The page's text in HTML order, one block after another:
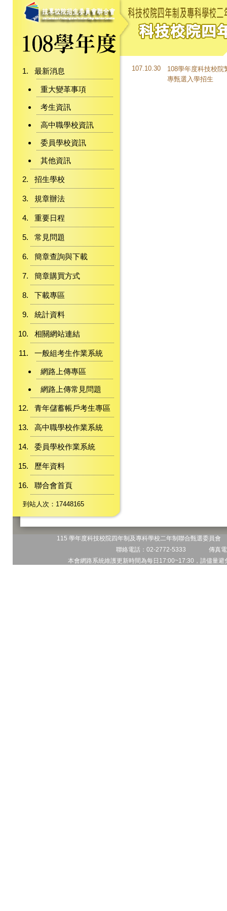
最新消息
重大變革事項
考生資訊
高中職學校資訊
委員學校資訊
其他資訊
招生學校
規章辦法
重要日程
常見問題
簡章查詢與下載
簡章購買方式
下載專區
統計資料
相關網站連結
一般組考生作業系統
網路上傳專區
網路上傳常見問題
青年儲蓄帳戶考生專區
高中職學校作業系統
委員學校作業系統
歷年資料
聯合會首頁
到站人次：17448165
107.10.30
108學年度科技校
專甄選入學招生
115 學年度科技校院四年制及專科學校二年制聯合甄選委員
聯絡電話：02-2772-5333 傳真
本會網路系統維護更新時間為每日17:00~17:30，請儘量